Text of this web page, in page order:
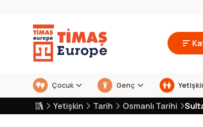
Çocuk Genç
Yetişkin Tarih Osmanlı Tarihi